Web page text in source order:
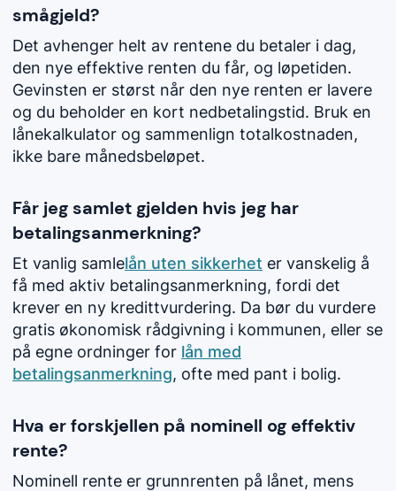
smågjeld?
Det avhenger helt av rentene du betaler i dag,
den nye effektive renten du får, og løpetiden.
Gevinsten er størst når den nye renten er lavere
og du beholder en kort nedbetalingstid. Bruk en
lånekalkulator og sammenlign totalkostnaden,
ikke bare månedsbeløpet.
Får jeg samlet gjelden hvis jeg har
betalingsanmerkning?
Et vanlig samlelån uten sikkerhet er vanskelig å
få med aktiv betalingsanmerkning, fordi det
krever en ny kredittvurdering. Da bør du vurdere
gratis økonomisk rådgivning i kommunen, eller se
på egne ordninger for lån med
betalingsanmerkning, ofte med pant i bolig.
Hva er forskjellen på nominell og effektiv
rente?
Nominell rente er grunnrenten på lånet, mens